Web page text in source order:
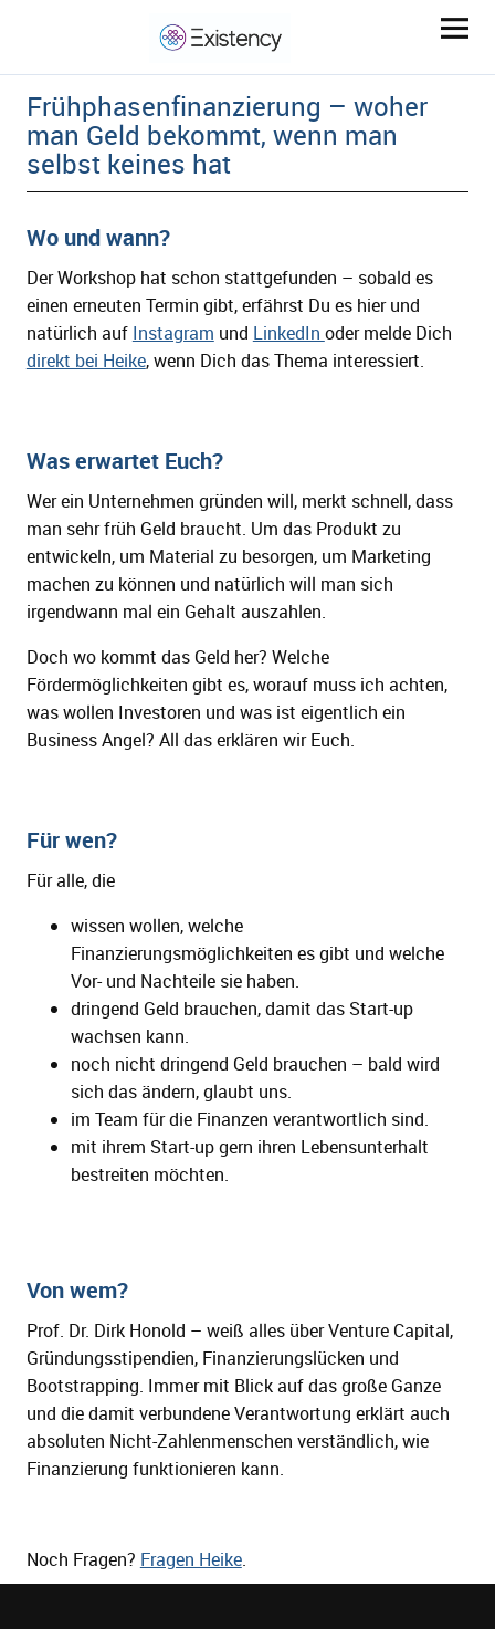
Menü aufklappen
Menü aufklappen
Frühphasenfinanzierung – woher
man Geld bekommt, wenn man
selbst keines hat
Wo und wann?
Der Workshop hat schon stattgefunden – sobald es
einen erneuten Termin gibt, erfährst Du es hier und
natürlich auf Instagram und LinkedIn oder melde Dich
direkt bei Heike, wenn Dich das Thema interessiert.
Was erwartet Euch?
Wer ein Unternehmen gründen will, merkt schnell, dass
man sehr früh Geld braucht. Um das Produkt zu
entwickeln, um Material zu besorgen, um Marketing
machen zu können und natürlich will man sich
irgendwann mal ein Gehalt auszahlen.
Doch wo kommt das Geld her? Welche
Fördermöglichkeiten gibt es, worauf muss ich achten,
was wollen Investoren und was ist eigentlich ein
Business Angel? All das erklären wir Euch.
Für wen?
Für alle, die
wissen wollen, welche
Finanzierungsmöglichkeiten es gibt und welche
Vor- und Nachteile sie haben.
dringend Geld brauchen, damit das Start-up
wachsen kann.
noch nicht dringend Geld brauchen – bald wird
sich das ändern, glaubt uns.
im Team für die Finanzen verantwortlich sind.
mit ihrem Start-up gern ihren Lebensunterhalt
bestreiten möchten.
Von wem?
Prof. Dr. Dirk Honold – weiß alles über Venture Capital,
Gründungsstipendien, Finanzierungslücken und
Bootstrapping. Immer mit Blick auf das große Ganze
und die damit verbundene Verantwortung erklärt auch
absoluten Nicht-Zahlenmenschen verständlich, wie
Finanzierung funktionieren kann.
Noch Fragen? Fragen Heike.